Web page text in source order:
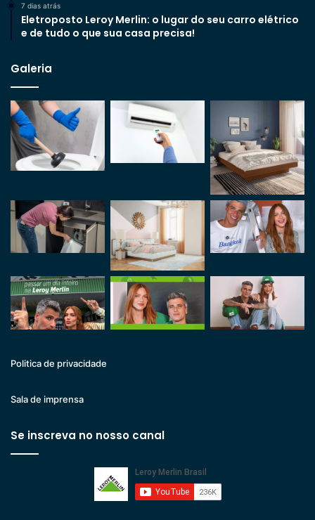
7 dias atrás
Eletroposto Leroy Merlin: o lugar do seu carro elétrico
e de tudo o que sua casa precisa!
Galeria
Politica de privacidade
Sala de imprensa
Se inscreva no nosso canal